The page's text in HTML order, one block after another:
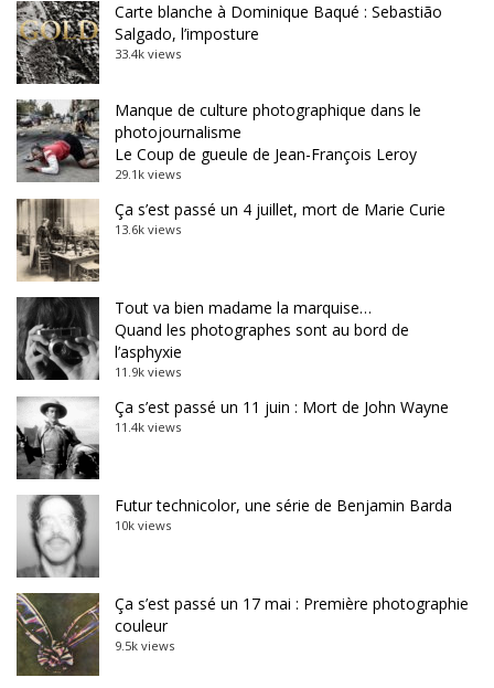
Carte blanche à Dominique Baqué : Sebastião
Salgado, l’imposture
33.4k views
Manque de culture photographique dans le
photojournalisme
Le Coup de gueule de Jean-François Leroy
29.1k views
Ça s’est passé un 4 juillet, mort de Marie Curie
13.6k views
Tout va bien madame la marquise…
Quand les photographes sont au bord de
l’asphyxie
11.9k views
Ça s’est passé un 11 juin : Mort de John Wayne
11.4k views
Futur technicolor, une série de Benjamin Barda
10k views
Ça s’est passé un 17 mai : Première photographie
couleur
9.5k views